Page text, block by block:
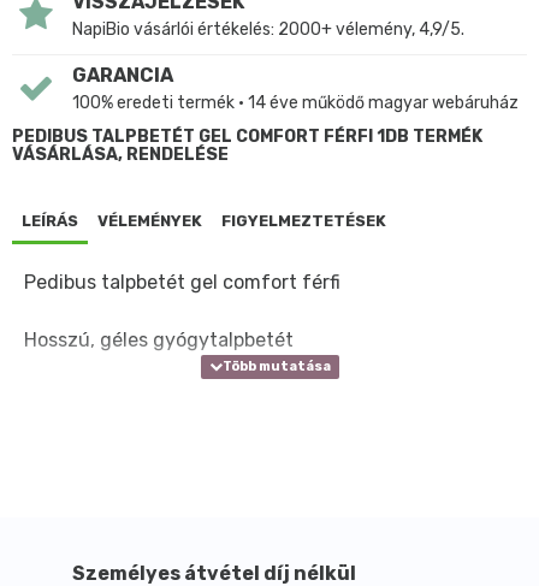
NapiBio vásárlói értékelés: 2000+ vélemény, 4,9/5.
GARANCIA
100% eredeti termék • 14 éve működő magyar webáruház
PEDIBUS TALPBETÉT GEL COMFORT FÉRFI 1DB TERMÉK
VÁSÁRLÁSA, RENDELÉSE
LEÍRÁS VÉLEMÉNYEK FIGYELMEZTETÉSEK
Pedibus talpbetét gel comfort férfi
Hosszú, géles gyógytalpbetét
Személyes átvétel díj nélkül